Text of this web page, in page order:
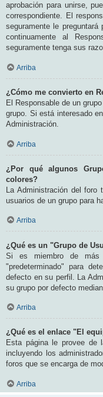
aprobación para unirse,
correspondiente. El
seguramente le
continuamente al
seguramente tenga sus
Arriba
¿Cómo me convierto en
El Responsable de un
grupo. Si está interesado
Administración.
Arriba
¿Por qué algunos
colores?
La Administración del
usuarios de un grupo para
Arriba
¿Qué es un "Grupo de
Si es miembro de
"predeterminado" para
defecto en su perfil. La
su grupo por defecto
Arriba
¿Qué es el enlace "El
Esta página le provee de
incluyendo los
foros que se encarga de
Arriba